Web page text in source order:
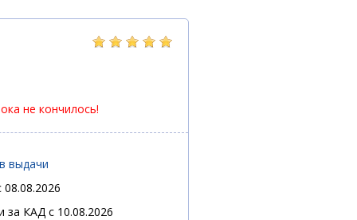
не кончилось!
выдачи
за КАД c 10.08.2026